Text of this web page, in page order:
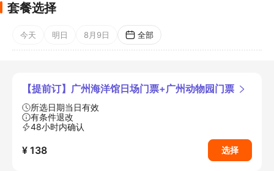
套餐选择
今天 明日 8月9日 全部
【提前订】广州海洋馆日场门票+广州动物园门票
所选日期当日有效
有条件退改
48小时内确认
¥ 138 选择